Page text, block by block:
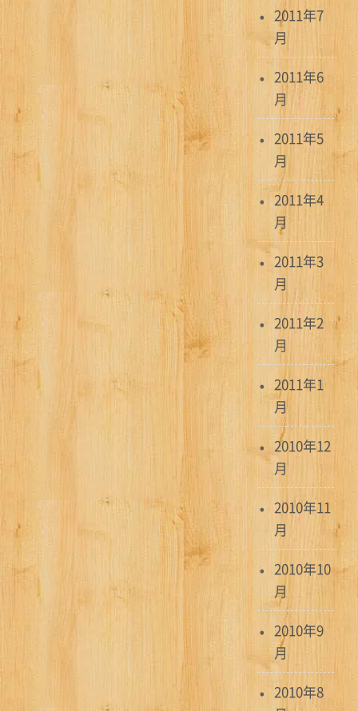
2011年7
月
2011年6
月
2011年5
月
2011年4
月
2011年3
月
2011年2
月
2011年1
月
2010年12
月
2010年11
月
2010年10
月
2010年9
月
2010年8